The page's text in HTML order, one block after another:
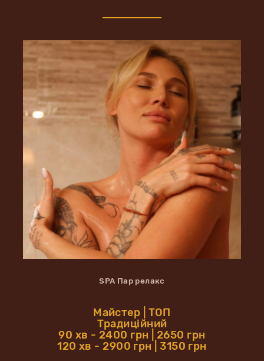
SPA Пар релакс
Майстер | ТОП
Традиційний
90 хв - 2400 грн | 2650 грн
120 хв - 2900 грн | 3150 грн